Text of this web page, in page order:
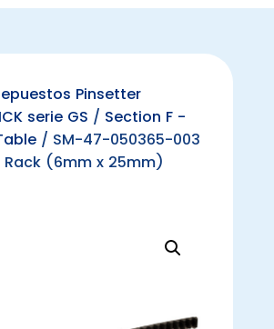
Pinsetter
serie GS / Section F -
/ SM-47-050365-003
(6mm x 25mm)